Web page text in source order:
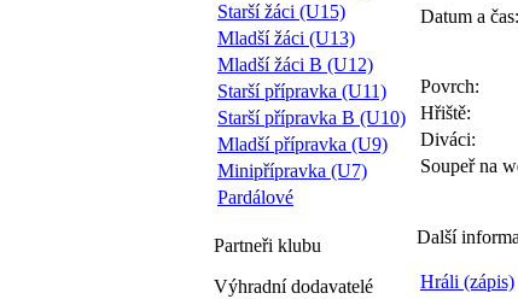
Starší žáci (U15)
Mladší žáci (U13)
Mladší žáci B (U12)
Starší přípravka (U11)
Starší přípravka B (U10)
Mladší přípravka (U9)
Minipřípravka (U7)
Pardálové
Partneři klubu
Výhradní dodavatelé
Datum a čas:
Povrch:
Hřiště:
Diváci:
Soupeř na
Další
Hráli (zápis)